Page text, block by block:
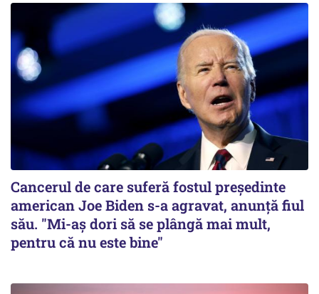
Cancerul de care suferă fostul preşedinte
american Joe Biden s-a agravat, anunță fiul
său. "Mi-aș dori să se plângă mai mult,
pentru că nu este bine"